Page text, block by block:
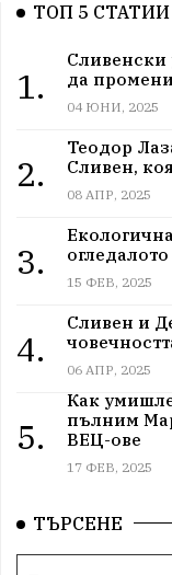
ТОП 5 СТАТИИ
1.
Сливенски
да
04 ЮНИ, 2025
2.
Теодор
Сливен,
08 АПР, 2025
3. 15 ФЕВ, 2025
4.
Сливен и
06 АПР, 2025
5.
Как
пълним
ВЕЦ-ове
17 ФЕВ, 2025
ТЪРСЕНЕ